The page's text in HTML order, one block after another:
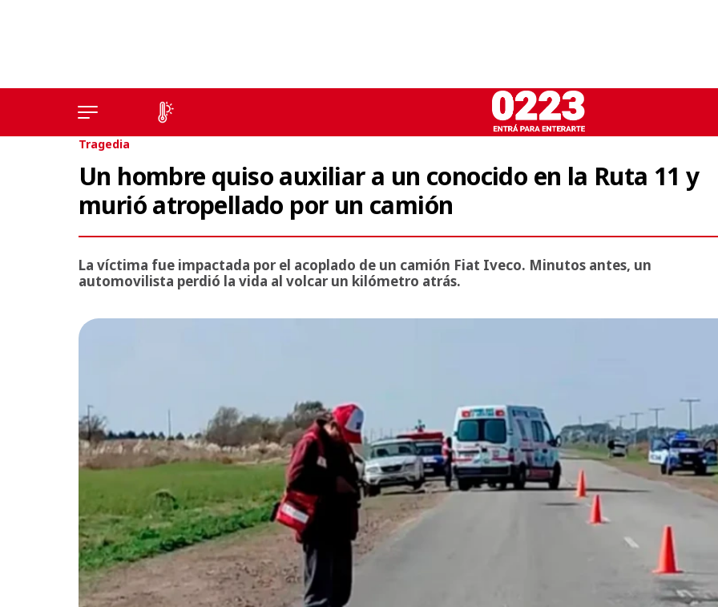
Tragedia
Un hombre quiso auxiliar a un conocido en la Ruta 11 y
murió atropellado por un camión
La víctima fue impactada por el acoplado de un camión Fiat Iveco. Minutos antes, un
automovilista perdió la vida al volcar un kilómetro atrás.